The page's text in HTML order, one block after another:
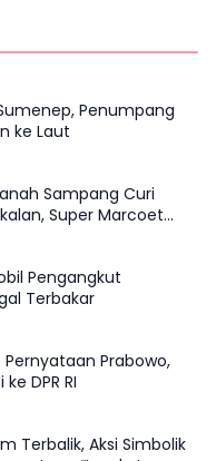
Penumpang
ke Laut
Sampang Curi
Super Marcoet
Pengangkut
Terbakar
Prabowo,
DPR RI
Terbalik, Aksi Simbolik